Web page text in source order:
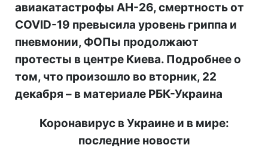
авиакатастрофы АН-26, смертность от
COVID-19 превысила уровень гриппа и
пневмонии, ФОПы продолжают
протесты в центре Киева. Подробнее о
том, что произошло во вторник, 22
декабря – в материале РБК-Украина
Коронавирус в Украине и в мире:
последние новости